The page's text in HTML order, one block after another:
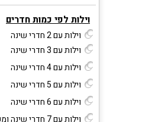
וילות לפי כמות חדרים
וילות עם 2 חדרי שינה
וילות עם 3 חדרי שינה
וילות עם 4 חדרי שינה
וילות עם 5 חדרי שינה
וילות עם 6 חדרי שינה
וילות עם 7 חדרי שינה ומעלה